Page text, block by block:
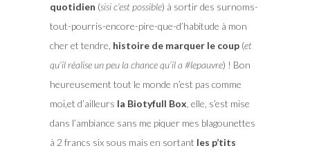
quotidien (sisi c’est possible) à sortir des surnoms-
tout-pourris-encore-pire-que-d’habitude à mon
cher et tendre, histoire de marquer le coup(et
qu’il réalise un peu la chance qu’il a #lepauvre) ! Bon
heureusement tout le monde n’est pas comme
moi,et d’ailleurs la Biotyfull Box , elle, s’est mise
dans l’ambiance sans me piquer mes blagounettes
à 2 francs six sous mais en sortant les p’tits